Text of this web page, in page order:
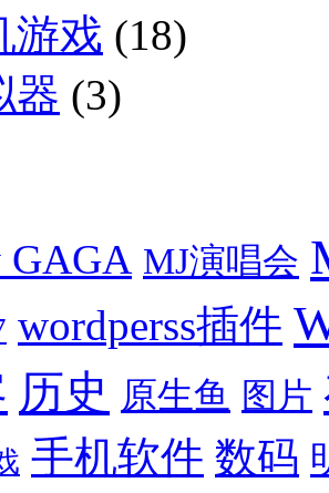
游戏 (18)
器 (3)
GAGA MJ演唱会
wordperss插件
历史 原生鱼 图片
手机软件 数码